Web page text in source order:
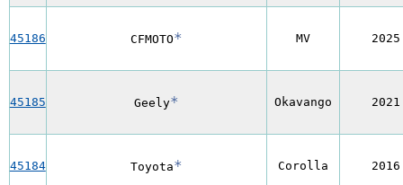
45186 CFMOTO* MV 2025
45185 Geely* Okavango 2021
45184 Toyota* Corolla 2016